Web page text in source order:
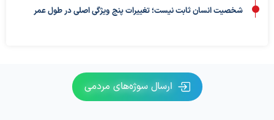
شخصیت انسان ثابت نیست؛ تغییرات پنج ویژگی اصلی در طول عمر
ارسال سوژه‌های مردمی